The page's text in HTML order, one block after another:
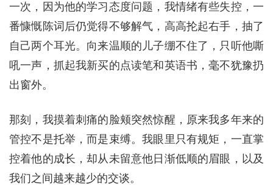
一次，因为他的学习态度问题，我情绪有些失控，一
番慷慨陈词后仍觉得不够解气，高高抡起右手，抽了
自己两个耳光。向来温顺的儿子绷不住了，只听他嘶
吼一声，抓起我新买的点读笔和英语书，毫不犹豫扔
出窗外。
那刻，我摸着刺痛的脸颊突然惊醒，原来我多年来的
管控不是托举，而是束缚。我眼里只有规矩，一直掌
控着他的成长，却从未留意他日渐低顺的眉眼，以及
我们之间越来越少的交谈。